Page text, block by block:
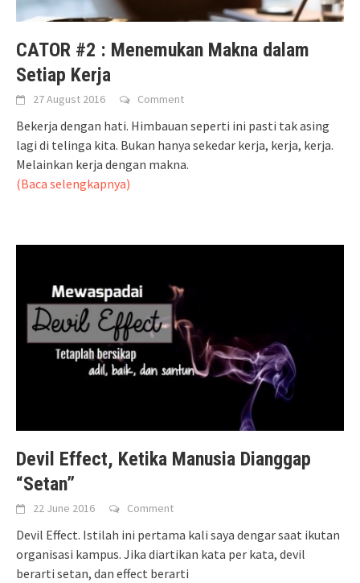
CATOR #2 : Menemukan Makna dalam
Setiap Kerja
27 August 2016 Comment
Bekerja dengan hati. Himbauan seperti ini pasti tak asing
lagi di telinga kita. Bukan hanya sekedar kerja, kerja, kerja.
Melainkan kerja dengan makna.
(Baca selengkapnya)
Devil Effect, Ketika Manusia Dianggap
“Setan”
22 June 2016 Comment
Devil Effect. Istilah ini pertama kali saya dengar saat ikutan
organisasi kampus. Jika diartikan kata per kata, devil
berarti setan, dan effect berarti